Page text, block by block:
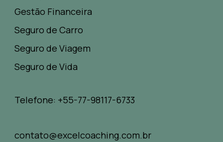
Gestão Financeira
Seguro de Carro
Seguro de Viagem
Seguro de Vida
Telefone: +55-77-98117-6733
contato@excelcoaching.com.br